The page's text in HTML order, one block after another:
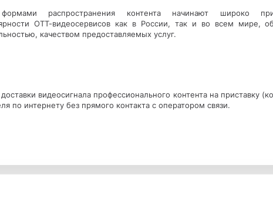
распространения контента начинают широко
ОТТ-видеосервисов как в России, так и во всем мире,
качеством предоставляемых услуг.
видеосигнала профессионального контента на приставку
по интернету без прямого контакта с оператором связи.